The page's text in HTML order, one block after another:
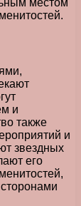
местом
и
также
и
звездных
его